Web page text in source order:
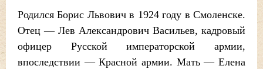
Родился Борис Львович в 1924 году в Смоленске.
Отец — Лев Александрович Васильев, кадровый
офицер Русской императорской армии,
впоследствии — Красной армии. Мать — Елена